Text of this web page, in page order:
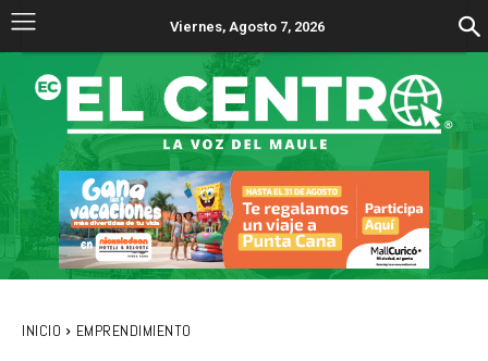
Viernes, Agosto 7, 2026
INICIO EMPRENDIMIENTO